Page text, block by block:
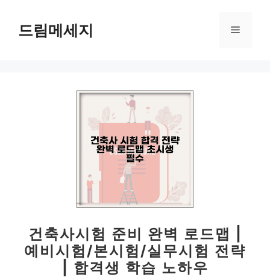
드림메세지 메
건축사시험 준비 완벽 로드맵 |
예비시험/본시험/실무시험 전략
| 합격생 학습 노하우